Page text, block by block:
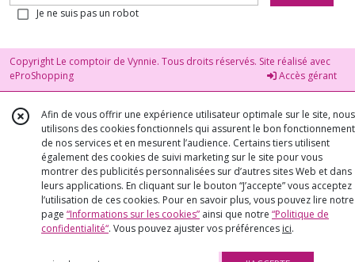
Je ne suis pas un robot
Copyright Le comptoir de Vynnie. Tous droits réservés. Site réalisé avec
eProShopping
Accès gérant
Afin de vous offrir une expérience utilisateur optimale sur le site, nous
utilisons des cookies fonctionnels qui assurent le bon fonctionnement
de nos services et en mesurent l’audience. Certains tiers utilisent
également des cookies de suivi marketing sur le site pour vous
montrer des publicités personnalisées sur d’autres sites Web et dans
leurs applications. En cliquant sur le bouton “J’accepte” vous acceptez
l’utilisation de ces cookies. Pour en savoir plus, vous pouvez lire notre
page “Informations sur les cookies” ainsi que notre “Politique de
confidentialité“. Vous pouvez ajuster vos préférences ici.